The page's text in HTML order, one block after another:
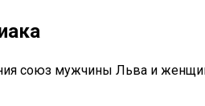
союз мужчины Льва и